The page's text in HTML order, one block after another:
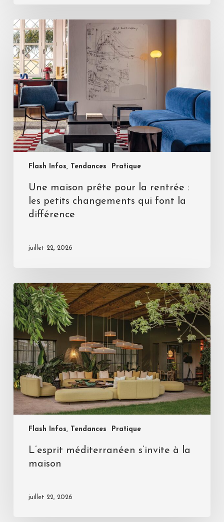
Flash Infos, Tendances Pratique
Une maison prête pour la rentrée :
les petits changements qui font la
différence
juillet 22, 2026
Flash Infos, Tendances Pratique
L’esprit méditerranéen s’invite à la
maison
juillet 22, 2026